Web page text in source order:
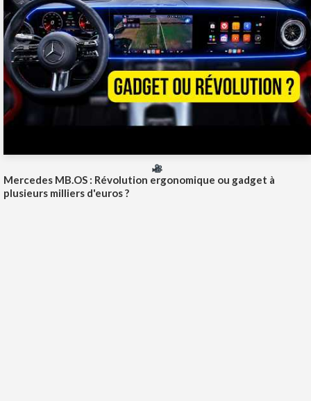
Mercedes MB.OS : Révolution ergonomique ou gadget à
plusieurs milliers d'euros ?